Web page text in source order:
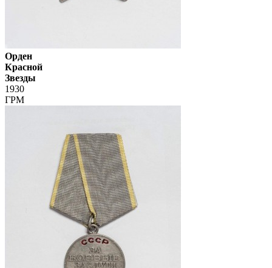
Орден
Красной
Звезды
1930
ГРМ